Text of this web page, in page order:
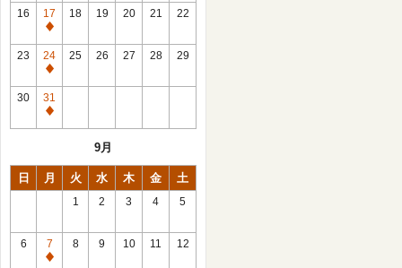
館
日
16
17
休
館
日
18 19 20 21 22
23
24
休
館
日
25 26 27 28 29
30
31
休
9月
日 月 火 水 木 金 土
1 2 3 4 5
6
7
休
8 9 10 11 12